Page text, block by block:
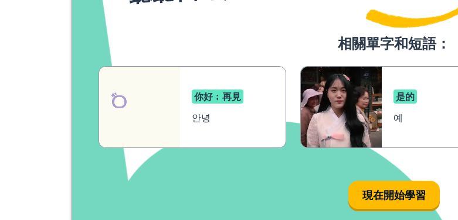
相關單字和短語：
你好﹔再見
안녕
是的
예
現在開始學習